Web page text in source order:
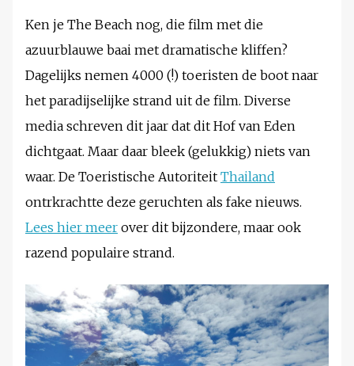
Ken je The Beach nog, die film met die
azuurblauwe baai met dramatische kliffen?
Dagelijks nemen 4000 (!) toeristen de boot naar
het paradijselijke strand uit de film. Diverse
media schreven dit jaar dat dit Hof van Eden
dichtgaat. Maar daar bleek (gelukkig) niets van
waar. De Toeristische Autoriteit Thailand
ontrkrachtte deze geruchten als fake nieuws.
Lees hier meer over dit bijzondere, maar ook
razend populaire strand.